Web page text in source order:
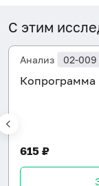
С этим
Анализ 02-009
Копрограмма
615 ₽